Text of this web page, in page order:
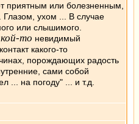
приятным или болезненным,
Глазом, ухом ... В случае
или слышимого.
то невидимый
какого-то
порождающих радость
сами собой
... на погоду" ... и т.д.